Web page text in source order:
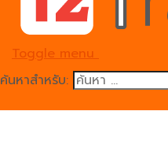
Toggle menu
ค้นหาสำหรับ: